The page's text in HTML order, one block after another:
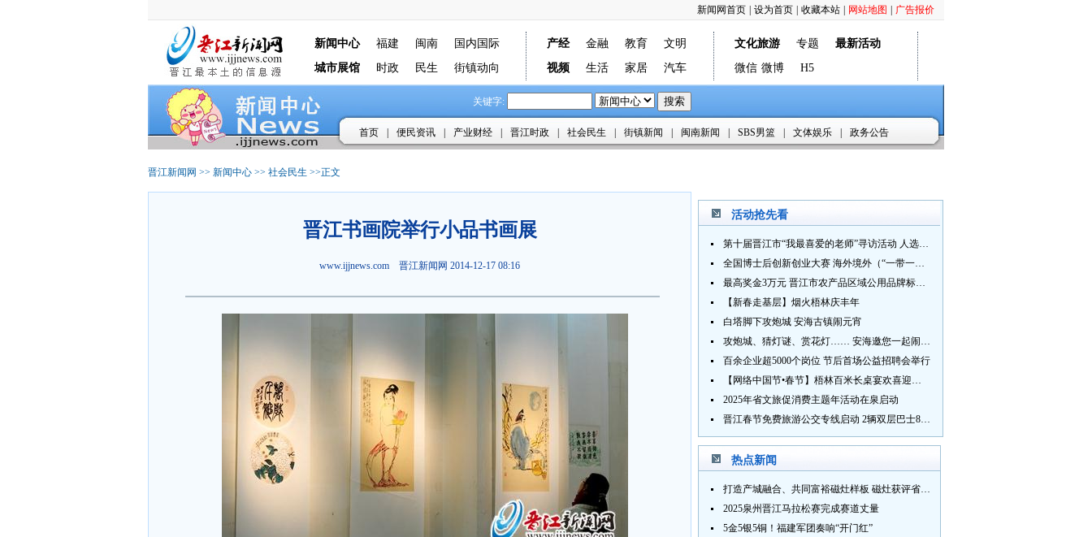
广告报价
网站地图
收藏本站
设为首页
新闻网首页
新闻中心 福建 闽南
国内国际
城市展馆
时政 民生 街镇动向
产经 金融 教育
文明
视频
生活 家居 汽车
文化旅游 专题
最新活动
微信 微博 H5
关键字:
首页 便民资讯 产业财经 晋江时政 社会民生 街镇新闻 闽南新闻 SBS男篮 文体娱乐 政务公告
晋江新闻网 >> 新闻中心 >> 社会民生 >>正文
晋江书画院举行小品书画展
www.ijjnews.com 晋江新闻网 2014-12-17 08:16
活动抢先看
第十届晋江市“我最喜爱的老师”寻访活动 人选推荐火热进行中 快来“秀”您最喜爱的老师
全国博士后创新创业大赛 海外境外（“一带一路”）赛七大赛道等你来战
最高奖金3万元 晋江市农产品区域公用品牌标识Logo及特色农产品包装设计征集活动正式启动
【新春走基层】烟火梧林庆丰年
白塔脚下攻炮城 安海古镇闹元宵
攻炮城、猜灯谜、赏花灯…… 安海邀您一起闹元宵
百余企业超5000个岗位 节后首场公益招聘会举行
【网络中国节•春节】梧林百米长桌宴欢喜迎新春
2025年省文旅促消费主题年活动在泉启动
晋江春节免费旅游公交专线启动 2辆双层巴士8辆铛铛车带你游
热点新闻
打造产城融合、共同富裕磁灶样板 磁灶获评省级乡村振兴示范乡镇
2025泉州晋江马拉松赛完成赛道丈量
5金5银5铜！福建军团奏响“开门红”